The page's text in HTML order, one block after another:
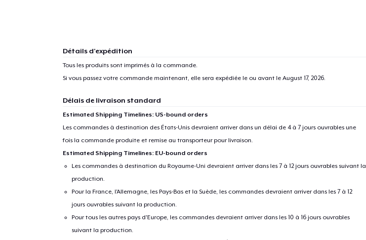
Détails d'expédition
Tous les produits sont imprimés à la commande.
Si vous passez votre commande maintenant, elle sera expédiée le ou avant le August 17, 2026.
Délais de livraison standard
Estimated Shipping Timelines: US-bound orders
Les commandes à destination des États-Unis devraient arriver dans un délai de 4 à 7 jours ouvrables une
fois la commande produite et remise au transporteur pour livraison.
Estimated Shipping Timelines: EU-bound orders
Les commandes à destination du Royaume-Uni devraient arriver dans les 7 à 12 jours ouvrables suivant la
production.
Pour la France, l'Allemagne, les Pays-Bas et la Suède, les commandes devraient arriver dans les 7 à 12
jours ouvrables suivant la production.
Pour tous les autres pays d'Europe, les commandes devraient arriver dans les 10 à 16 jours ouvrables
suivant la production.